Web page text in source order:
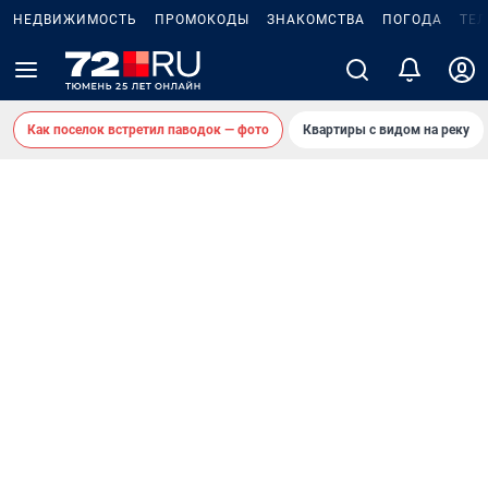
НЕДВИЖИМОСТЬ ПРОМОКОДЫ ЗНАКОМСТВА ПОГОДА
Как поселок встретил паводок — фото Квартиры с видом на реку